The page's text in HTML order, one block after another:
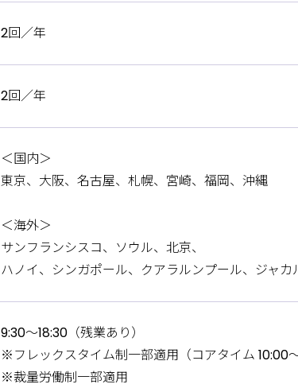
2回／年
2回／年
＜国内＞
東京、大阪、名古屋、札幌、宮崎、福岡、沖縄
＜海外＞
サンフランシスコ、ソウル、北京、
ハノイ、シンガポール、クアラルンプール、ジャカ
9:30〜18:30（残業あり）
※フレックスタイム制一部適用（コアタイム 10:00〜
※裁量労働制一部適用